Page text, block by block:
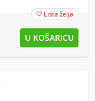
 Lista želja